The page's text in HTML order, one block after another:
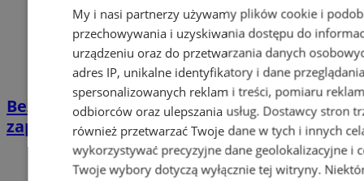
Bezpłatne badania PSA w Sosnowcu. Bez
zapisów już 8 sierpnia
My i nasi partnerzy używamy plików cookie i
przechowywania i uzyskiwania dostępu do
urządzeniu oraz do przetwarzania danych
adres IP, unikalne identyfikatory i dane
spersonalizowanych reklam i treści, pomiaru
odbiorców oraz ulepszania usług. Dostawcy stron
również przetwarzać Twoje dane w tych i innych
wykorzystywać precyzyjne dane geolokalizacyjne i
Twoje wybory dotyczą wyłącznie tej witryny.